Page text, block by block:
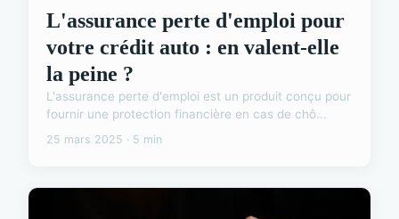
L'assurance perte d'emploi pour
votre crédit auto : en valent-elle
la peine ?
L'assurance perte d'emploi est un produit conçu pour
fournir une protection financière en cas de chô...
25 mars 2025 · 5 min